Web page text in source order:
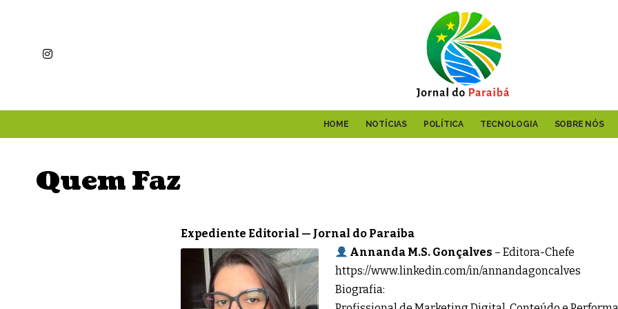
HOME NOTÍCIAS POLÍTICA TECNOLOGIA SOBRE NÓS
Quem Faz
Expediente Editorial — Jornal do Paraiba
Annanda M.S. Gonçalves – Editora-Chefe
https://www.linkedin.com/in/annandagoncalves
Biografia: